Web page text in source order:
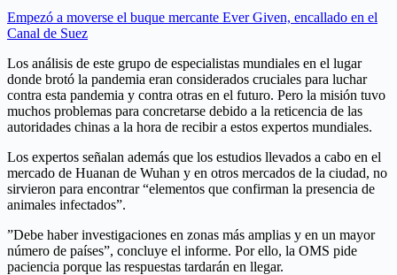
Empezó a moverse el buque mercante Ever Given, encallado en el
Canal de Suez
Los análisis de este grupo de especialistas mundiales en el lugar
donde brotó la pandemia eran considerados cruciales para luchar
contra esta pandemia y contra otras en el futuro. Pero la misión tuvo
muchos problemas para concretarse debido a la reticencia de las
autoridades chinas a la hora de recibir a estos expertos mundiales.
Los expertos señalan además que los estudios llevados a cabo en el
mercado de Huanan de Wuhan y en otros mercados de la ciudad, no
sirvieron para encontrar “elementos que confirman la presencia de
animales infectados”.
”Debe haber investigaciones en zonas más amplias y en un mayor
número de países”, concluye el informe. Por ello, la OMS pide
paciencia porque las respuestas tardarán en llegar.